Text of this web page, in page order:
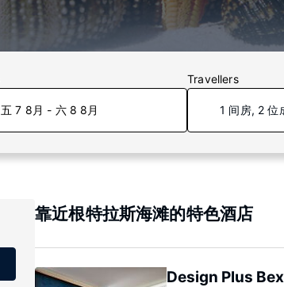
五 7 8月 - 六 8 8月
Travellers
1 间房, 2 位
靠近根特拉斯海滩的特色酒店
Design Plus